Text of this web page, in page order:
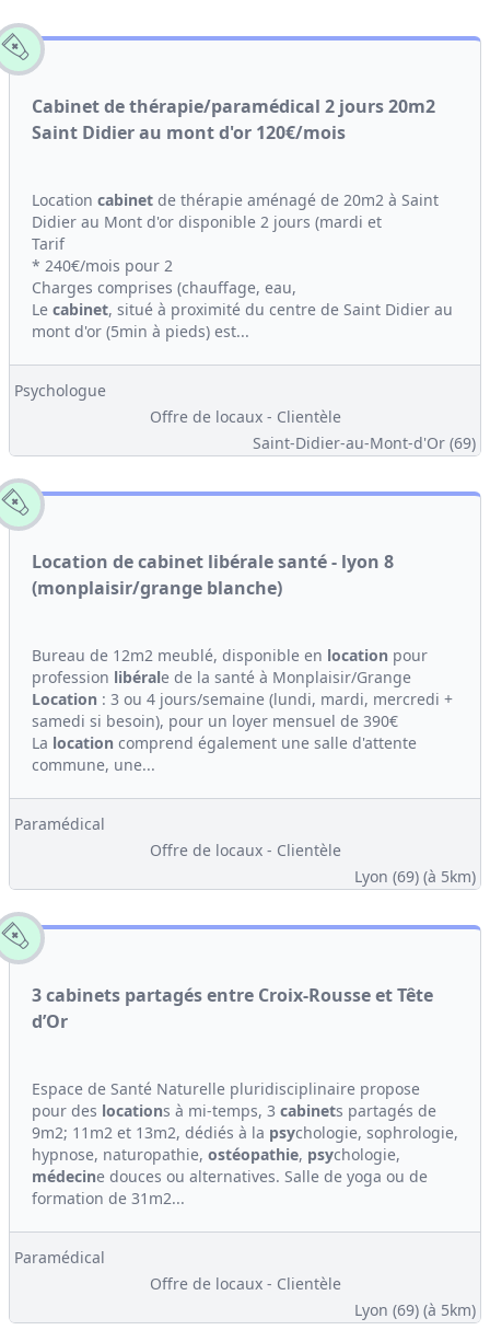
Cabinet de thérapie/paramédical 2 jours 20m2
Saint Didier au mont d'or 120€/mois
Location cabinet de thérapie aménagé de 20m2 à Saint
Didier au Mont d'or disponible 2 jours (mardi et
Tarif
* 240€/mois pour 2
Charges comprises (chauffage, eau,
Le cabinet, situé à proximité du centre de Saint Didier au
mont d'or (5min à pieds) est...
Psychologue
Offre de locaux - Clientèle
Saint-Didier-au-Mont-d'Or (69)
Location de cabinet libérale santé - lyon 8
(monplaisir/grange blanche)
Bureau de 12m2 meublé, disponible en location pour
profession libérale de la santé à Monplaisir/Grange
Location : 3 ou 4 jours/semaine (lundi, mardi, mercredi +
samedi si besoin), pour un loyer mensuel de 390€
La location comprend également une salle d'attente
commune, une...
Paramédical
Offre de locaux - Clientèle
Lyon (69) (à 5km)
3 cabinets partagés entre Croix-Rousse et Tête
d’Or
Espace de Santé Naturelle pluridisciplinaire propose
pour des locations à mi-temps, 3 cabinets partagés de
9m2; 11m2 et 13m2, dédiés à la psychologie, sophrologie,
hypnose, naturopathie, ostéopathie, psychologie,
médecine douces ou alternatives. Salle de yoga ou de
formation de 31m2...
Paramédical
Offre de locaux - Clientèle
Lyon (69) (à 5km)